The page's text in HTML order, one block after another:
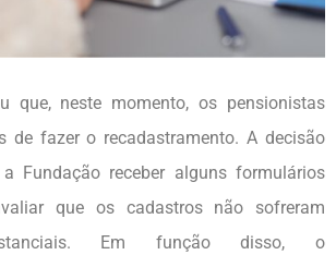
que, neste momento, os pensionistas
de fazer o recadastramento. A decisão
Fundação receber alguns formulários
que os cadastros não sofreram
Em função disso, o